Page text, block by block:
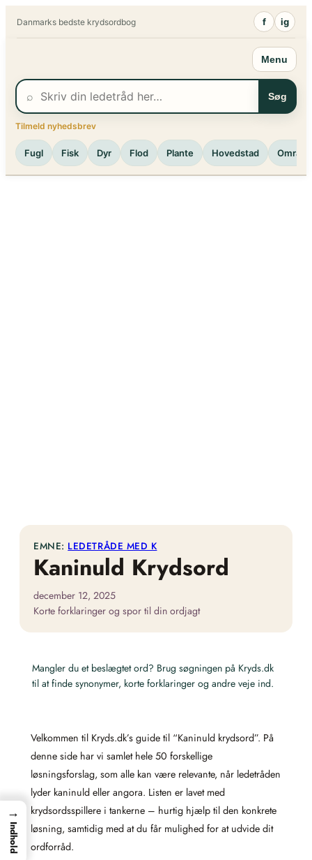
Danmarks bedste krydsordbog f ig
Menu
⌕ Søg
Tilmeld nyhedsbrev
Fugl Fisk Dyr Flod Plante Hovedstad Område
EMNE: LEDETRÅDE MED K
Kaninuld Krydsord
december 12, 2025
Korte forklaringer og spor til din ordjagt
Mangler du et beslægtet ord? Brug søgningen på Kryds.dk
til at finde synonymer, korte forklaringer og andre veje ind.
Velkommen til Kryds.dk’s guide til “Kaninuld krydsord”. På
denne side har vi samlet hele 50 forskellige
løsningsforslag, som alle kan være relevante, når ledetråden
lyder kaninuld eller angora. Listen er lavet med
krydsordsspillere i tankerne – hurtig hjælp til den konkrete
løsning, samtidig med at du får mulighed for at udvide dit
ordforråd.
→
Indhold